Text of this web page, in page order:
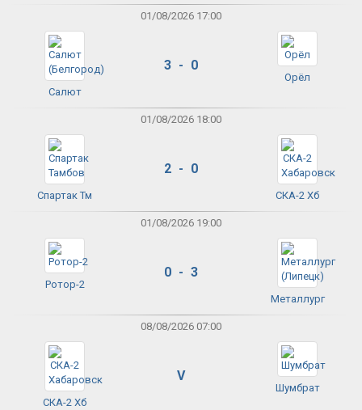
01/08/2026 17:00
Салют
3 - 0
Орёл
01/08/2026 18:00
Спартак Тм
2 - 0
СКА-2 Хб
01/08/2026 19:00
Ротор-2
0 - 3
Металлург
08/08/2026 07:00
СКА-2 Хб
V
Шумбрат